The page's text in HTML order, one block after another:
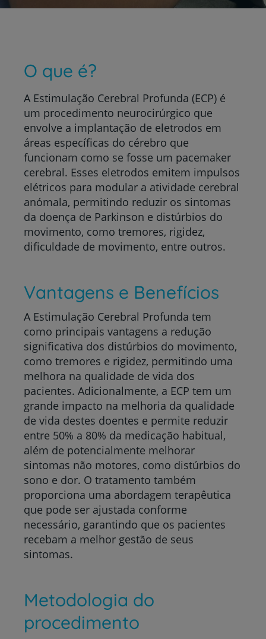
O que é?
A Estimulação Cerebral Profunda (ECP) é
um procedimento neurocirúrgico que
envolve a implantação de eletrodos em
áreas específicas do cérebro que
funcionam como se fosse um pacemaker
cerebral. Esses eletrodos emitem impulsos
elétricos para modular a atividade cerebral
anómala, permitindo reduzir os sintomas
da doença de Parkinson e distúrbios do
movimento, como tremores, rigidez,
dificuldade de movimento, entre outros.
Vantagens e Benefícios
A Estimulação Cerebral Profunda tem
como principais vantagens a redução
significativa dos distúrbios do movimento,
como tremores e rigidez, permitindo uma
melhora na qualidade de vida dos
pacientes. Adicionalmente, a ECP tem um
grande impacto na melhoria da qualidade
de vida destes doentes e permite reduzir
entre 50% a 80% da medicação habitual,
além de potencialmente melhorar
sintomas não motores, como distúrbios do
sono e dor. O tratamento também
proporciona uma abordagem terapêutica
que pode ser ajustada conforme
necessário, garantindo que os pacientes
recebam a melhor gestão de seus
sintomas.
Metodologia do
procedimento